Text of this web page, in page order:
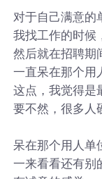
对于自己满意的
我找工作的时候
然后就在招聘期
一直呆在那个用
这点，我觉得是
要不然，很多人
呆在那个用人单
一来看看还有别